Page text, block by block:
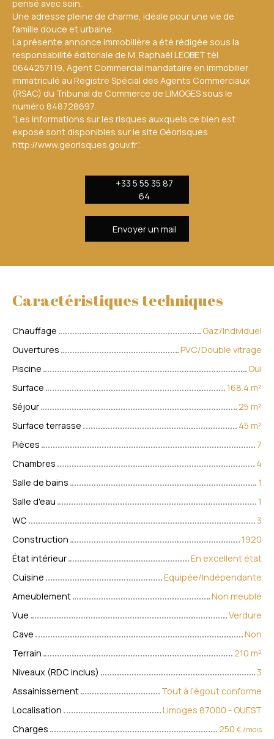
pensé avec soin.
Une adresse pleine de charme, idéale pour une vie de
famille douce et urbaine.
La présente annonce immobilière a été rédigée sous la
responsabilité éditoriale de M. Raphaël LEOBET tèl
0644257119, Agent Commercial mandataire en immobilier
immatriculé au Registre Spécial des Agents Commerciaux
(RSAC) du Tribunal de Commerce de LIMOGES sous le
numéro 848728697.
“Les informations sur les risques auxquels ce bien est
exposé sont disponibles sur le site Géorisques
http://www.georisques.gouv.fr”.
+33 5 55 35 87
64
Envoyer un mail
Caractéristiques techniques
Chauffage
Gaz/Individuel
Ouvertures
PVC/Double vitrage
Piscine
Oui
Surface
168.4 m²
Séjour
25 m²
Surface terrasse
45 m²
Pièces
7
Chambres
4
Salle de bains
1
Salle d'eau
1
WC
3
Construction
1920
État intérieur
En excellent état
Cuisine
Equipée/Indépendante
Ameublement
Non meublé
Vue
Verdure
Cave
Non
Terrain
210 m²
Niveaux (RDC inclus)
3
Assainissement
Tout à l'égout conforme
Localisation
Limoges 87000 - OUEST
Charges
250 € /mois